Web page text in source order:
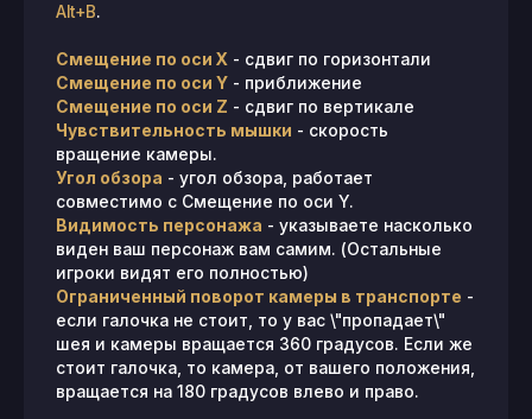
Alt+B.
Смещение по оси X - сдвиг по горизонтали
Смещение по оси Y - приближение
Смещение по оси Z - сдвиг по вертикале
Чувствительность мышки - скорость
вращение камеры.
Угол обзора - угол обзора, работает
совместимо с Смещение по оси Y.
Видимость персонажа - указываете насколько
виден ваш персонаж вам самим. (Остальные
игроки видят его полностью)
Ограниченный поворот камеры в транспорте -
если галочка не стоит, то у вас \"пропадает\"
шея и камеры вращается 360 градусов. Если же
стоит галочка, то камера, от вашего положения,
вращается на 180 градусов влево и право.